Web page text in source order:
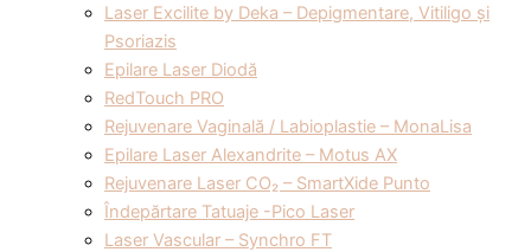
Laser Excilite by Deka – Depigmentare, Vitiligo și
Psoriazis
Epilare Laser Diodă
RedTouch PRO
Rejuvenare Vaginală / Labioplastie – MonaLisa
Epilare Laser Alexandrite – Motus AX
Rejuvenare Laser CO₂ – SmartXide Punto
Îndepărtare Tatuaje -Pico Laser
Laser Vascular – Synchro FT